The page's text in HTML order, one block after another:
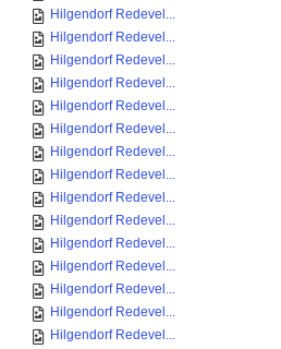
Hilgendorf Redevel...
Hilgendorf Redevel...
Hilgendorf Redevel...
Hilgendorf Redevel...
Hilgendorf Redevel...
Hilgendorf Redevel...
Hilgendorf Redevel...
Hilgendorf Redevel...
Hilgendorf Redevel...
Hilgendorf Redevel...
Hilgendorf Redevel...
Hilgendorf Redevel...
Hilgendorf Redevel...
Hilgendorf Redevel...
Hilgendorf Redevel...